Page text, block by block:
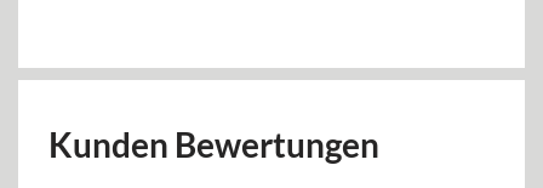
Kunden Bewertungen